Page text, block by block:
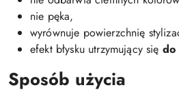
nie pęka,
wyrównuje powierzchnię
efekt błysku utrzymujący się do
Sposób użycia